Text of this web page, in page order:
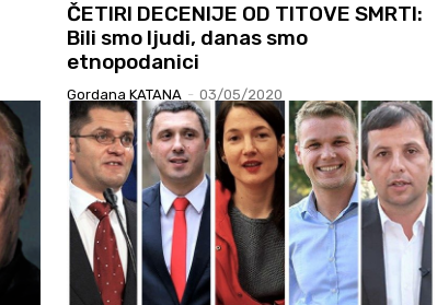
ČETIRI DECENIJE OD TITOVE SMRTI:
Bili smo ljudi, danas smo
etnopodanici
Gordana KATANA - 03/05/2020